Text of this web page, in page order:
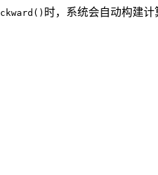
时，系统会自动构建